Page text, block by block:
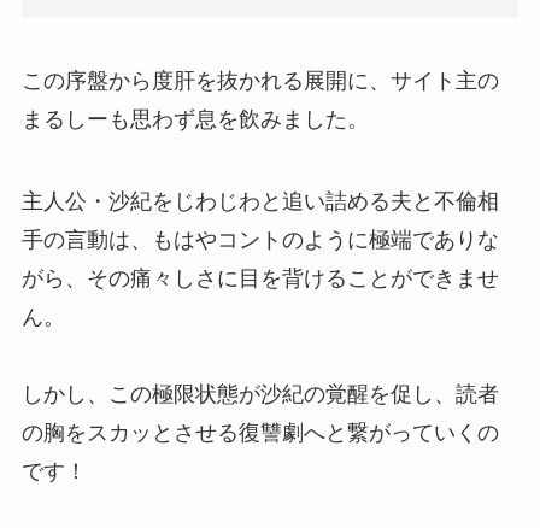
この序盤から度肝を抜かれる展開に、サイト主の
まるしーも思わず息を飲みました。
主人公・沙紀をじわじわと追い詰める夫と不倫相
手の言動は、もはやコントのように極端でありな
がら、その痛々しさに目を背けることができませ
ん。
しかし、この極限状態が沙紀の覚醒を促し、読者
の胸をスカッとさせる復讐劇へと繋がっていくの
です！